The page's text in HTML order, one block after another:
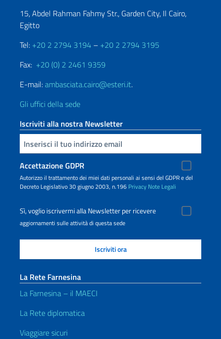
15, Abdel Rahman Fahmy Str., Garden City, Il Cairo,
Egitto
Tel: +20 2 2794 3194 – +20 2 2794 3195
Fax: +20 (0) 2 2461 9359
E-mail:ambasciata.cairo@esteri.it.
Gli uffici della sede
Iscriviti alla nostra Newsletter
Inserisci la tua email
Accettazione GDPR
Autorizzo il trattamento dei miei dati personali ai sensi del GDPR e del
Decreto Legislativo 30 giugno 2003, n.196 Privacy Note Legali
Sì, voglio iscrivermi alla Newsletter per ricevere
aggiornamenti sulle attività di questa sede
La Rete Farnesina
La Farnesina – il MAECI
La Rete diplomatica
Viaggiare sicuri